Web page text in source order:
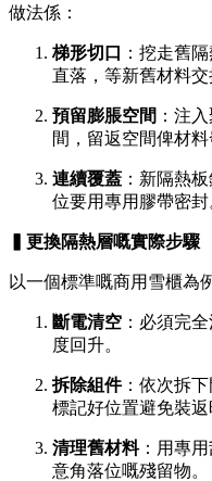
做法係：
梯形切口
：挖走舊
直落，等新舊材料交
預留膨脹空間 ：注
間，留返空間俾材料
連續覆蓋 ：新隔熱
位要用專用膠帶密封
▍更換隔熱層嘅實際步驟
以一個標準嘅商用雪櫃為
斷電清空 ：必須完
度回升。
拆除組件：依次拆下
標記好位置避免裝返
清理舊材料：用專
意角落位嘅殘留物。